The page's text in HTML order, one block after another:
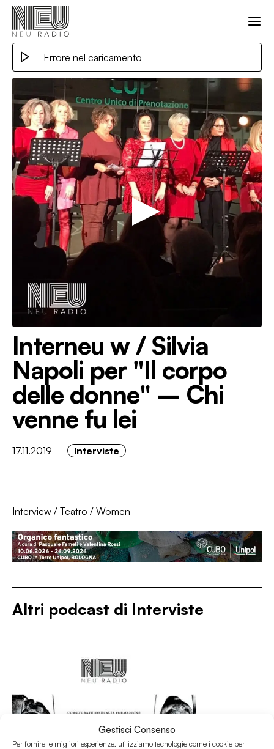
Gestisci Consenso
Per fornire le migliori esperienze, utilizziamo tecnologie come i cookie per
Errore nel caricamento
Interneu w / Silvia
Napoli per "Il corpo
delle donne" – Chi
venne fu lei
17.11.2019 Interviste
Interview / Teatro / Women
Altri podcast di Interviste